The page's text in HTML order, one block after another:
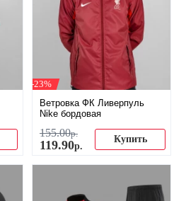
-23%
Ветровка ФК Ливерпуль
Nike бордовая
155.00р.
119.90р.
Купить